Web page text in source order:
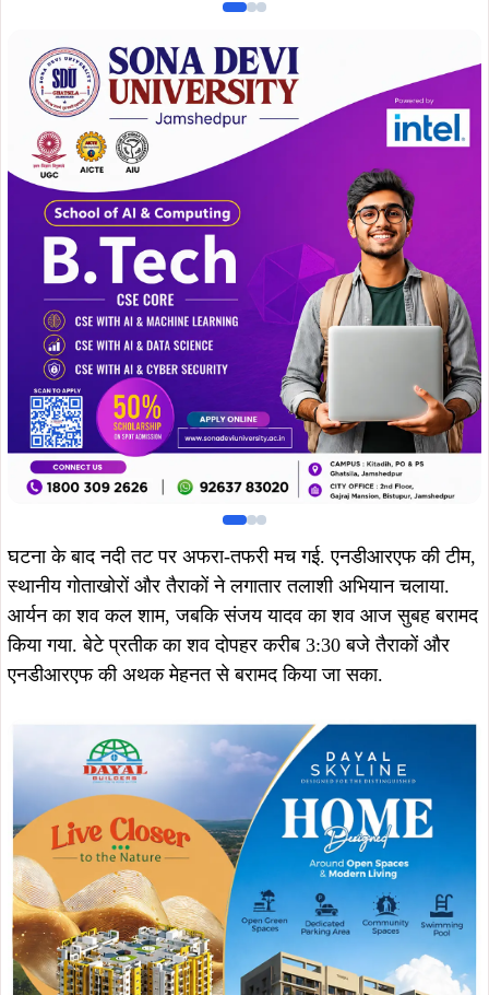
घटना के बाद नदी तट पर अफरा-तफरी मच गई. एनडीआरएफ की टीम,
स्थानीय गोताखोरों और तैराकों ने लगातार तलाशी अभियान चलाया.
आर्यन का शव कल शाम, जबकि संजय यादव का शव आज सुबह बरामद
किया गया. बेटे प्रतीक का शव दोपहर करीब 3:30 बजे तैराकों और
एनडीआरएफ की अथक मेहनत से बरामद किया जा सका.